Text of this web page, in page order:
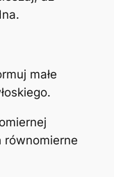
małe
równomierne